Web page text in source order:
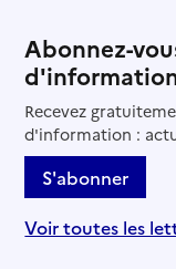
Abonnez-
Recevez
d'information :
S'abonner
Voir toutes les